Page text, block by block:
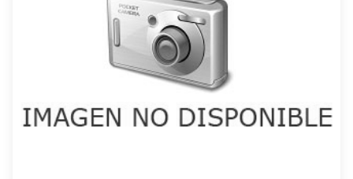
EUSEBIA MONESCILLO
CARGO: